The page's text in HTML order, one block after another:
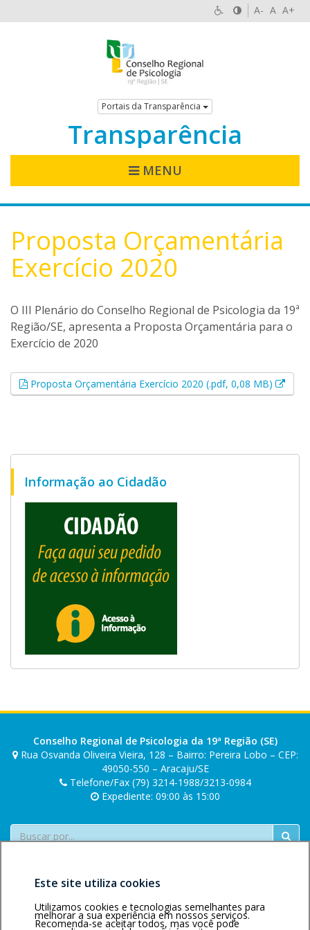
A- A A+
Portais da Transparência
Transparência
MENU
Proposta Orçamentária
Exercício 2020
O III Plenário do Conselho Regional de Psicologia da 19ª
Região/SE, apresenta a Proposta Orçamentária para o
Exercício de 2020
Proposta Orçamentária Exercício 2020 (.pdf, 0,08 MB) Esse
Informação ao Cidadão
Conselho Regional de Psicologia da 19ª Região (SE)
Rua Osvanda Oliveira Vieira, 128 – Bairro: Pereira Lobo – CEP:
49050-550 – Aracaju/SE
Telefone/Fax (79) 3214-1988/3213-0984
Expediente: 09:00 às 15:00
Buscar
Este site utiliza cookies
Utilizamos cookies e tecnologias semelhantes para
melhorar a sua experiência em nossos serviços.
Recomenda-se aceitar todos, mas você pode